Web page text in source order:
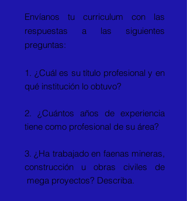
Envíanos tu curriculum con las
respuestas a las siguientes
preguntas:
1. ¿Cuál es su título profesional y en
qué institución lo obtuvo?
2. ¿Cuántos años de experiencia
tiene como profesional de su área?
3. ¿Ha trabajado en faenas mineras,
construcción u obras civiles de
mega proyectos? Describa.